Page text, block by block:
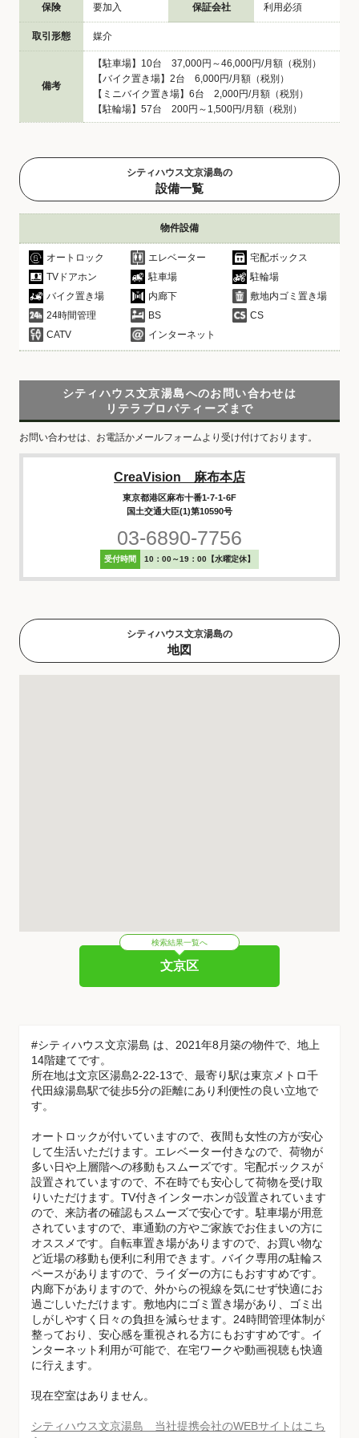
保険 要加入 保証会社 利用必須
取引形態 媒介
備考
【駐車場】10台 37,000円～46,000円/月額（税別）
【バイク置き場】2台 6,000円/月額（税別）
【ミニバイク置き場】6台 2,000円/月額（税別）
【駐輪場】57台 200円～1,500円/月額（税別）
シティハウス文京湯島の
設備一覧
物件設備
オートロック エレベーター
宅配ボックス
TVドアホン
駐車場
駐輪場
バイク置き場
内廊下
敷地内ゴミ置き場
24時間管理
BS
CS
CATV
インターネット
シティハウス文京湯島へのお問い合わせは
リテラプロパティーズまで
お問い合わせは、お電話かメールフォームより受け付けております。
CreaVision 麻布本店
東京都港区麻布十番1-7-1-6F
国土交通大臣(1)第10590号
03-6890-7756
受付時間 10：00～19：00【水曜定休】
シティハウス文京湯島の
地図
検索結果一覧へ
文京区
#シティハウス文京湯島 は、2021年8月築の物件で、地上
14階建てです。
所在地は文京区湯島2-22-13で、最寄り駅は東京メトロ千
代田線湯島駅で徒歩5分の距離にあり利便性の良い立地で
す。
オートロックが付いていますので、夜間も女性の方が安心
して生活いただけます。エレベーター付きなので、荷物が
多い日や上層階への移動もスムーズです。宅配ボックスが
設置されていますので、不在時でも安心して荷物を受け取
りいただけます。TV付きインターホンが設置されています
ので、来訪者の確認もスムーズで安心です。駐車場が用意
されていますので、車通勤の方やご家族でお住まいの方に
オススメです。自転車置き場がありますので、お買い物な
ど近場の移動も便利に利用できます。バイク専用の駐輪ス
ペースがありますので、ライダーの方にもおすすめです。
内廊下がありますので、外からの視線を気にせず快適にお
過ごしいただけます。敷地内にゴミ置き場があり、ゴミ出
しがしやすく日々の負担を減らせます。24時間管理体制が
整っており、安心感を重視される方にもおすすめです。イ
ンターネット利用が可能で、在宅ワークや動画視聴も快適
に行えます。
現在空室はありません。
シティハウス文京湯島 当社提携会社のWEBサイトはこち